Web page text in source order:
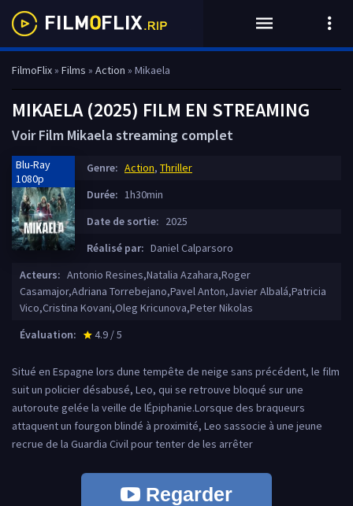
FilmoFlix» Films » Action » Mikaela
MIKAELA (2025) FILM EN STREAMING
Voir Film Mikaela streaming complet
Blu-Ray
1080p
Genre: Action, Thriller
Durée: 1h30min
Date de sortie: 2025
Réalisé par: Daniel Calparsoro
Acteurs: Antonio Resines,Natalia Azahara,Roger
Casamajor,Adriana Torrebejano,Pavel Anton,Javier Albalá,Patricia
Vico,Cristina Kovani,Oleg Kricunova,Peter Nikolas
Évaluation:
star_rate
4.9 / 5
Situé en Espagne lors dune tempête de neige sans précédent, le film
suit un policier désabusé, Leo, qui se retrouve bloqué sur une
autoroute gelée la veille de lÉpiphanie.Lorsque des braqueurs
attaquent un fourgon blindé à proximité, Leo sassocie à une jeune
recrue de la Guardia Civil pour tenter de les arrêter
Regarder